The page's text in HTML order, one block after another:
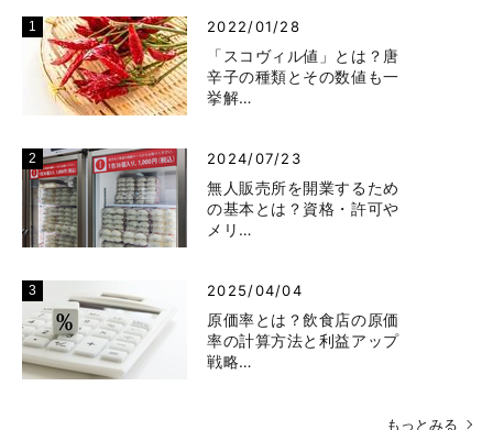
2022/01/28
「スコヴィル値」とは？唐
辛子の種類とその数値も一
挙解…
2024/07/23
無人販売所を開業するため
の基本とは？資格・許可や
メリ…
2025/04/04
原価率とは？飲食店の原価
率の計算方法と利益アップ
戦略…
もっとみる